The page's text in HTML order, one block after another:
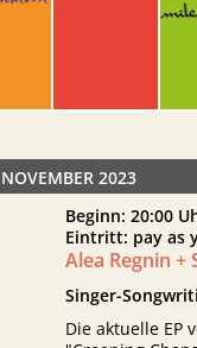
2023
Beginn: 20:00
Eintritt: pay as
Alea Regnin +
Singer-
Die aktuelle EP